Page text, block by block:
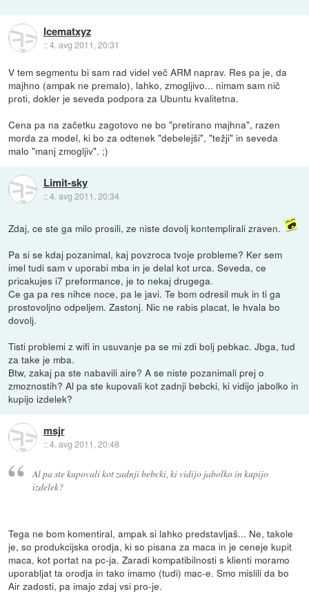
Icematxyz
::4. avg 2011, 20:31
V tem segmentu bi sam rad videl več ARM naprav. Res pa je, da
majhno (ampak ne premalo), lahko, zmogljivo... nimam sam nič
proti, dokler je seveda podpora za Ubuntu kvalitetna.
Cena pa na začetku zagotovo ne bo "pretirano majhna", razen
morda za model, ki bo za odtenek "debelejši", "težji" in seveda
malo "manj zmogljiv". ;)
Limit-sky
::4. avg 2011, 20:34
Zdaj, ce ste ga milo prosili, ze niste dovolj kontemplirali zraven.
Pa si se kdaj pozanimal, kaj povzroca tvoje probleme? Ker sem
imel tudi sam v uporabi mba in je delal kot urca. Seveda, ce
pricakujes i7 preformance, je to nekaj drugega.
Ce ga pa res nihce noce, pa le javi. Te bom odresil muk in ti ga
prostovoljno odpeljem. Zastonj. Nic ne rabis placat, le hvala bo
dovolj.
Tisti problemi z wifi in usuvanje pa se mi zdi bolj pebkac. Jbga, tud
za take je mba.
Btw, zakaj pa ste nabavili aire? A se niste pozanimali prej o
zmoznostih? Al pa ste kupovali kot zadnji bebcki, ki vidijo jabolko in
kupijo izdelek?
msjr
::4. avg 2011, 20:48
Al pa ste kupovali kot zadnji bebcki, ki vidijo jabolko in kupijo
izdelek?
Tega ne bom komentiral, ampak si lahko predstavljaš... Ne, takole
je, so produkcijska orodja, ki so pisana za maca in je ceneje kupit
maca, kot portat na pc-ja. Zaradi kompatibilnosti s klienti moramo
uporabljat ta orodja in tako imamo (tudi) mac-e. Smo mislili da bo
Air zadosti, pa imajo zdaj vsi pro-je.